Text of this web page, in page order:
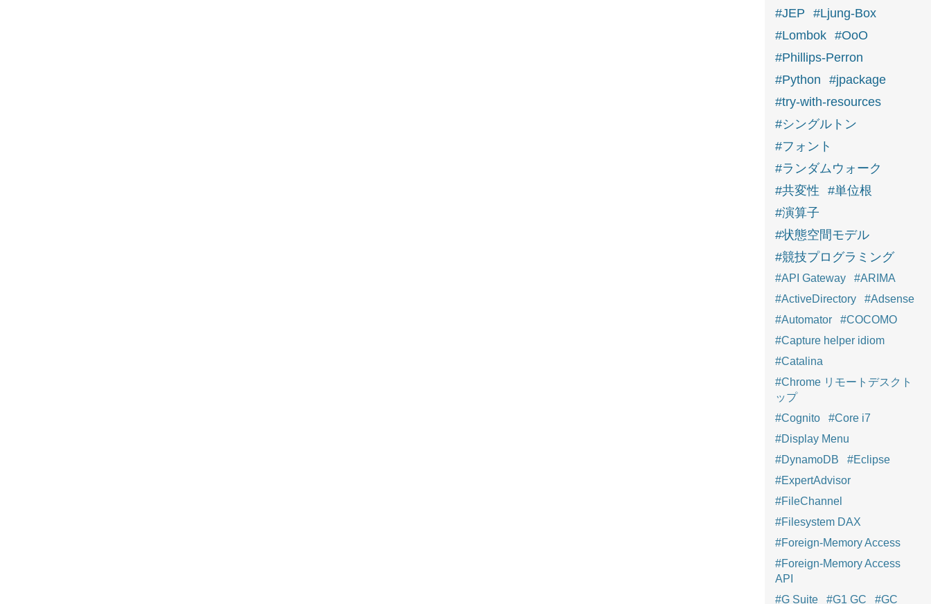
#JEP
#Ljung-Box
#Lombok #OoO
#Phillips-Perron
#Python
#jpackage
#try-with-resources
#シングルトン
#フォント
#ランダムウォーク
#共変性
#単位根
#演算子
#状態空間モデル
#競技プログラミング
#API Gateway
#ARIMA
#ActiveDirectory
#Adsense
#Automator
#COCOMO
#Capture helper idiom
#Catalina
#Chrome リモートデスクト
ップ
#Cognito
#Core i7
#Display Menu
#DynamoDB
#Eclipse
#ExpertAdvisor
#FileChannel
#Filesystem DAX
#Foreign-Memory Access
#Foreign-Memory Access
API
#G Suite
#G1 GC #GC